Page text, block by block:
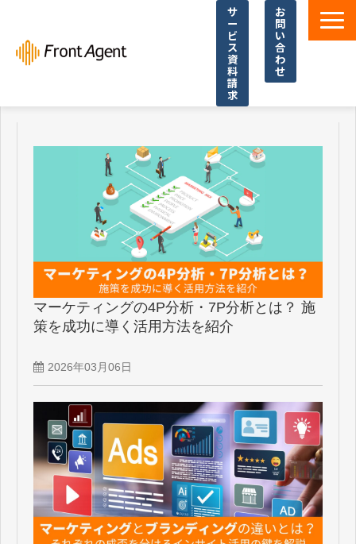
サ
ー
ビ
ス
資
料
請
求
お
問
い
合
わ
せ
よくあるご質問
イベント・セミナー
お役立ち資料一覧
お役立ち記事・コラム
マーケティングの4P分析・7P分析とは？ 施
策を成功に導く活用方法を紹介
2026年03月06日